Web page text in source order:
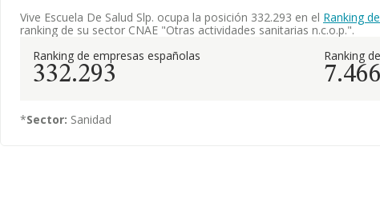
Vive Escuela De Salud Slp. ocupa la posición 332.293 en el Ranking
ranking de su sector CNAE "Otras actividades sanitarias n.c.o.p.".
Ranking de empresas españolas
332.293
Ranking
7.466
*Sector: Sanidad